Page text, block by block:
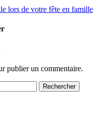
lors de votre fête en famille
publier un commentaire.